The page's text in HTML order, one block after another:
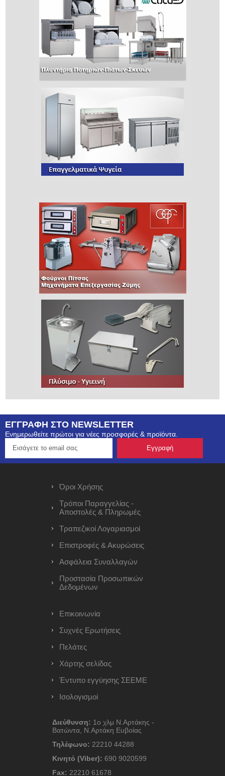
ΕΓΓΡΑΦΗ ΣΤΟ NEWSLETTER
Ενημερωθείτε πρώτοι για νέες προσφορές & προϊόντα.
Όροι Χρήσης
Τρόποι Παραγγελίας -
Αποστολές & Πληρωμές
Τραπεζικοί Λογαριασμοί
Επιστροφές & Ακυρώσεις
Ασφάλεια Συναλλαγών
Προστασία Προσωπικών
Δεδομένων
Επικοινωνία
Συχνές Ερωτήσεις
Πελάτες
Χάρτης σελίδας
Έντυπο εγγύησης ΣΕΕΜΕ
Ισολογισμοί
Διεύθυνση: 1ο χλμ Ν.Αρτάκης -
Βατώντα, Ν.Αρτάκη Ευβοίας
Τηλέφωνο: 22210 44288
Κινητό (Viber): 690 9020599
Fax: 22210 61678